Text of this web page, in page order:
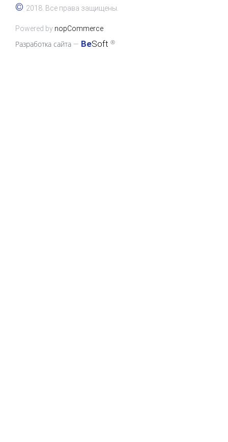
© 2018. Все права защищены.
Powered by nopCommerce
Разработка сайта — BeSoft ®